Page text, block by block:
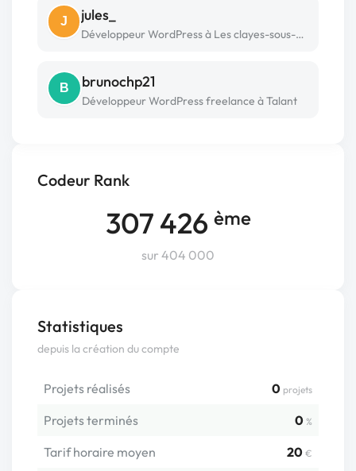
Codeur Rank
307 426 ème
sur 404 000
Statistiques
depuis la création du compte
Projets réalisés 0 projets
Projets terminés 0 %
Tarif horaire moyen 20 €
J jules_
Développeur WordPress à Les clayes-sous-bois
B brunochp21
Développeur WordPress freelance à Talant